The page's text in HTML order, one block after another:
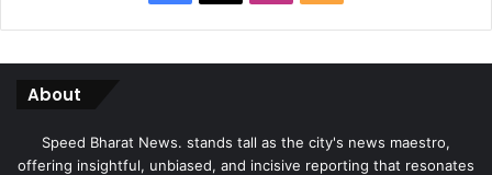
About
Speed Bharat News. stands tall as the city's news maestro,
offering insightful, unbiased, and incisive reporting that resonates